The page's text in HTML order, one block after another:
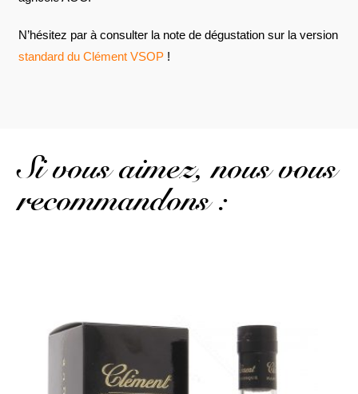
N’hésitez par à consulter la note de dégustation sur la version
standard du Clément VSOP!
Si vous aimez, nous vous
recommandons :